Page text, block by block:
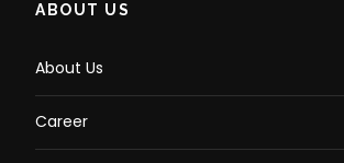
ABOUT US
About Us
Career